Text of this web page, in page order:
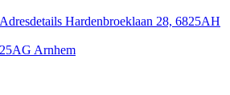
Adresdetails Hardenbroeklaan 28, 6825AH
Arnhem